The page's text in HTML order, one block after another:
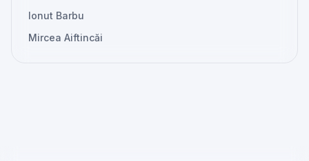
Ionut Barbu
Mircea Aiftincăi